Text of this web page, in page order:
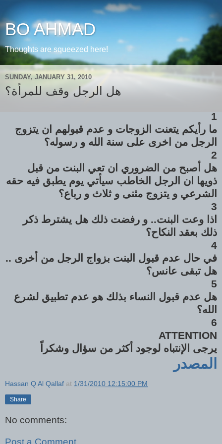
BO AHMAD
Thoughts are squeezed here!
SUNDAY, JANUARY 31, 2010
هل الرجل وقف للمرأة؟
1
ما رأيكم يتعنت الزوجات و عدم قبولهم ان يتزوج
الرجل من اخرى على سنة الله و رسوله؟
2
هل أصبح من الضروري ان تعي البنت من قبل
ذويها ان الرجل الخاطب سيأتي يوم يطبق فيه حقه
الشرعي و يتزوج مثنى و ثلاث و رباع؟
3
اذا وعت البنت.. و رفضت ذلك هل يشترط ذكر
ذلك بعقد النكاح؟
4
في حال عدم قبول البنت بزواج الرجل من أخرى ..
هل تبقى عانس؟
5
هل عدم قبول النساء بذلك هو عدم تطبيق لشرع
الله؟
6
ATTENTION
يرجى الإنتباه لوجود أكثر من سؤال وشكراً
المصدر
Hassan Q Al Qallaf at 1/31/2010 12:15:00 PM
Share
No comments:
Post a Comment